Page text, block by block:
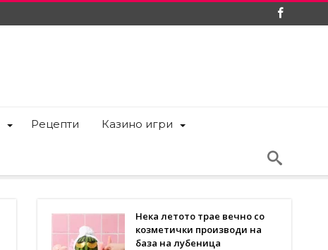
Рецепти Казино игри
Нека летото трае вечно со
козметички производи на
база на лубеница